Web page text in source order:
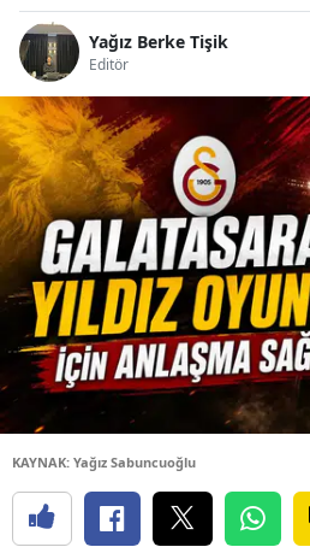
Yağız Berke Tişik
Editör
KAYNAK: Yağız Sabuncuoğlu